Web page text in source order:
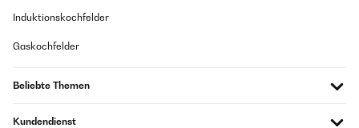
Induktionskochfelder
Gaskochfelder
Beliebte Themen
Kundendienst